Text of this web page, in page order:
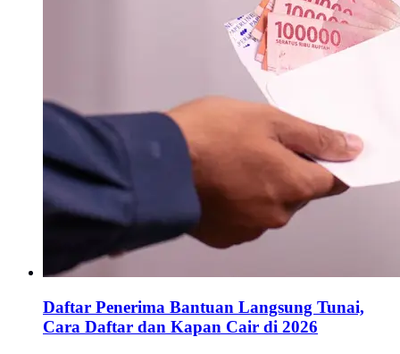
Daftar Penerima Bantuan Langsung Tunai,
Cara Daftar dan Kapan Cair di 2026